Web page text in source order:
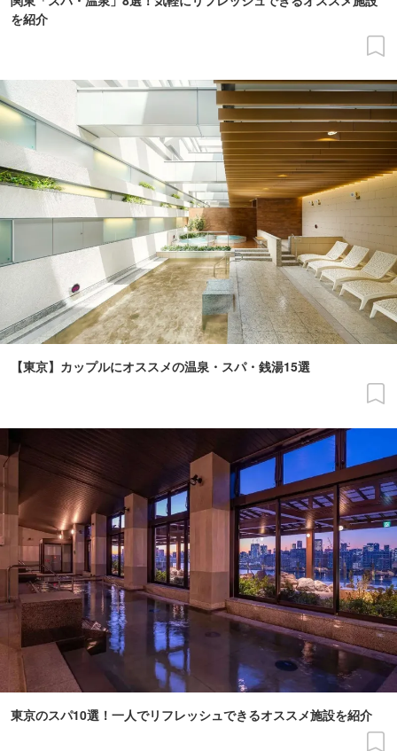
を紹介
【東京】カップルにオススメの温泉・スパ・銭湯15選
東京のスパ10選！一人でリフレッシュできるオススメ施設を紹介